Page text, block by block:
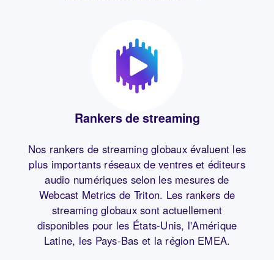
Rankers de streaming
Nos rankers de streaming globaux évaluent les
plus importants réseaux de ventres et éditeurs
audio numériques selon les mesures de
Webcast Metrics de Triton. Les rankers de
streaming globaux sont actuellement
disponibles pour les États-Unis, l'Amérique
Latine, les Pays-Bas et la région EMEA.